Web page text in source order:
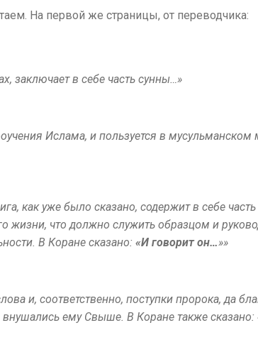
На первой же страницы, от переводчика:
заключает в себе часть сунны…»
Ислама, и пользуется в
как уже было сказано, содержит в себе
жизни, что должно служить образцом и
В Коране сказано: «И говорит он…»»
и, соответственно, поступки пророка, да
внушались ему Свыше. В Коране также сказано: